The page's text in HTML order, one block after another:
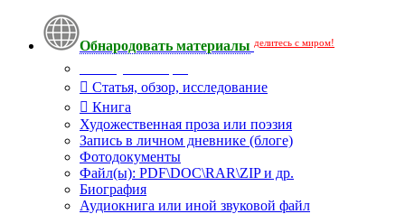
Обнародовать материалы делитесь с миром!
Статья, обзор, исследование
Книга
Художественная проза или поэзия
Запись в личном дневнике (блоге)
Фотодокументы
Файл(ы): PDF\DOC\RAR\ZIP и др.
Биография
Аудиокнига или иной звуковой файл